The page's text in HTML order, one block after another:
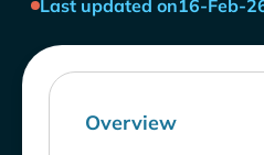
Last updated on16-Feb-
Overview